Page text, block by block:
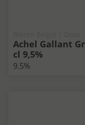
Achel Gallant
cl 9,5%
9.5%